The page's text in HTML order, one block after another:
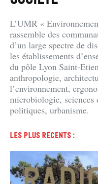
L’UMR «
rassemble des
d’un large spectre de
les établissements
du pôle Lyon Saint-
anthropologie,
l’environnement,
microbiologie, sciences
politiques, urbanisme.
Les plus récents :